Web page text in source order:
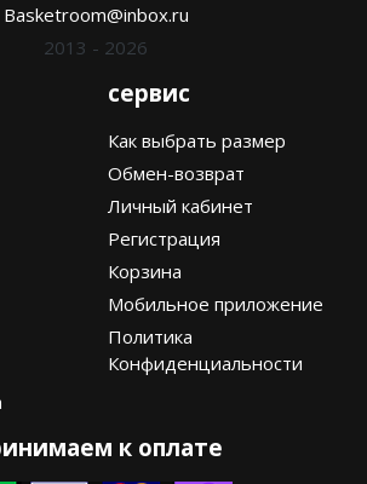
Basketroom@inbox.ru
2013 - 2026
сервис
Как выбрать размер
Обмен-возврат
Личный кабинет
Регистрация
Корзина
Мобильное приложение
Политика
Конфиденциальности
к оплате